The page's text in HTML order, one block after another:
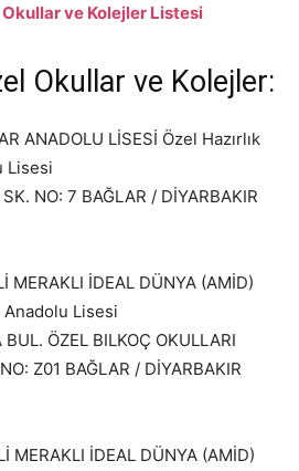
ve Kolejler Listesi
Okullar ve Kolejler:
ANADOLU LİSESİ Özel Hazırlık
Lisesi
NO: 7 BAĞLAR / DİYARBAKIR
MERAKLI İDEAL DÜNYA (AMİD)
Anadolu Lisesi
ÖZEL BILKOÇ OKULLARI
Z01 BAĞLAR / DİYARBAKIR
MERAKLI İDEAL DÜNYA (AMİD)